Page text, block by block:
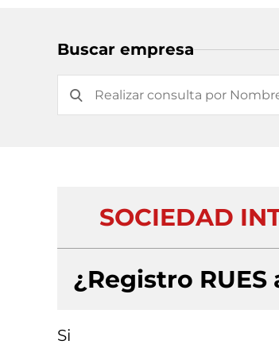
Buscar empresa
SOCIEDAD
¿Registro RUES
Si